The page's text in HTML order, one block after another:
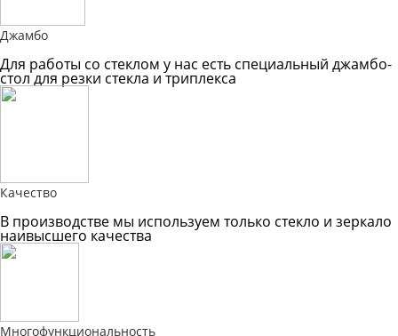
Джамбо
Для работы со стеклом у нас есть специальный джамбо-
стол для резки стекла и триплекса
Качество
В производстве мы используем только стекло и зеркало
наивысшего качества
Многофункциональность